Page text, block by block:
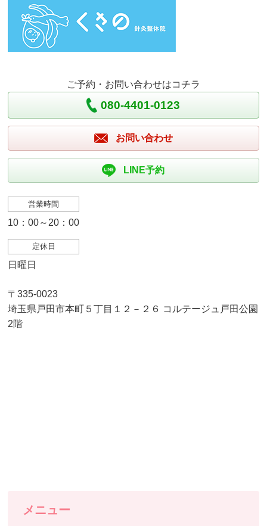
ご予約・お問い合わせはコチラ
080-4401-0123
お問い合わせ
LINE予約
営業時間
10：00～20：00
定休日
日曜日
〒335-0023
埼玉県戸田市本町５丁目１２－２６ コルテージュ戸田公園
2階
メニュー